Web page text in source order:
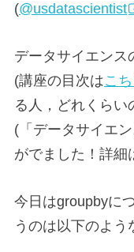
(@usdatascientist
データサイエンス
(講座の目次はこ
る人，どれくらい
(「データサイエ
がでました！詳細
今日はgroupbyに
うのは以下のよう